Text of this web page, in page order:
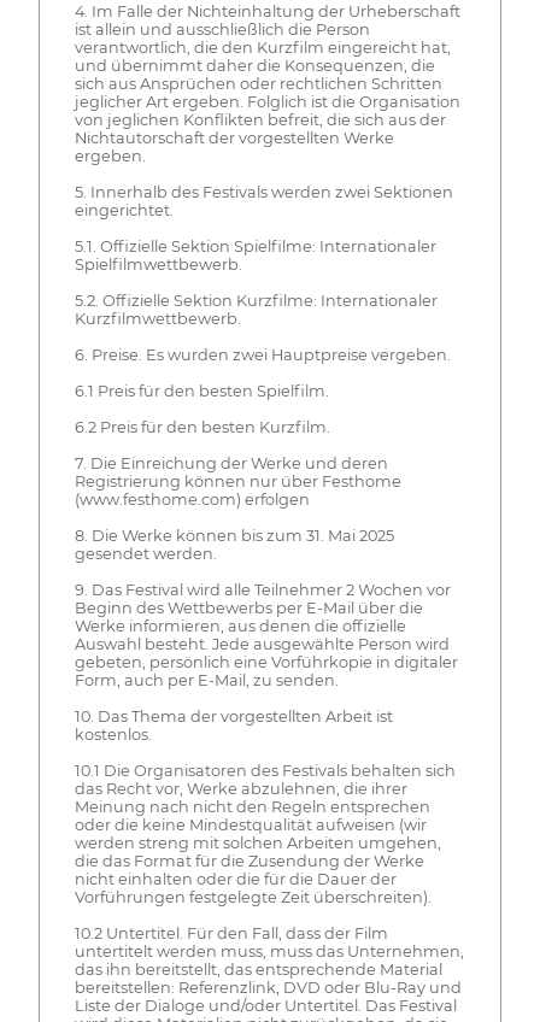
4. Im Falle der Nichteinhaltung der Urheberschaft
ist allein und ausschließlich die Person
verantwortlich, die den Kurzfilm eingereicht hat,
und übernimmt daher die Konsequenzen, die
sich aus Ansprüchen oder rechtlichen Schritten
jeglicher Art ergeben. Folglich ist die Organisation
von jeglichen Konflikten befreit, die sich aus der
Nichtautorschaft der vorgestellten Werke
ergeben.
5. Innerhalb des Festivals werden zwei Sektionen
eingerichtet.
5.1. Offizielle Sektion Spielfilme: Internationaler
Spielfilmwettbewerb.
5.2. Offizielle Sektion Kurzfilme: Internationaler
Kurzfilmwettbewerb.
6. Preise. Es wurden zwei Hauptpreise vergeben.
6.1 Preis für den besten Spielfilm.
6.2 Preis für den besten Kurzfilm.
7. Die Einreichung der Werke und deren
Registrierung können nur über Festhome
(www.festhome.com) erfolgen
8. Die Werke können bis zum 31. Mai 2025
gesendet werden.
9. Das Festival wird alle Teilnehmer 2 Wochen vor
Beginn des Wettbewerbs per E-Mail über die
Werke informieren, aus denen die offizielle
Auswahl besteht. Jede ausgewählte Person wird
gebeten, persönlich eine Vorführkopie in digitaler
Form, auch per E-Mail, zu senden.
10. Das Thema der vorgestellten Arbeit ist
kostenlos.
10.1 Die Organisatoren des Festivals behalten sich
das Recht vor, Werke abzulehnen, die ihrer
Meinung nach nicht den Regeln entsprechen
oder die keine Mindestqualität aufweisen (wir
werden streng mit solchen Arbeiten umgehen,
die das Format für die Zusendung der Werke
nicht einhalten oder die für die Dauer der
Vorführungen festgelegte Zeit überschreiten).
10.2 Untertitel. Für den Fall, dass der Film
untertitelt werden muss, muss das Unternehmen,
das ihn bereitstellt, das entsprechende Material
bereitstellen: Referenzlink, DVD oder Blu-Ray und
Liste der Dialoge und/oder Untertitel. Das Festival